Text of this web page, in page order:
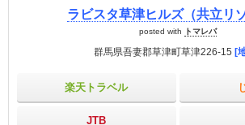
ラビスタ草津ヒルズ（共立リ
posted with トマレバ
群馬県吾妻郡草津町草津226-15 [
楽天トラベル
JTB